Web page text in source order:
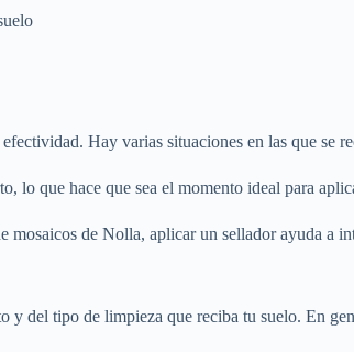
Hay varias situaciones en las que se
que hace que sea el momento ideal para
mosaicos de Nolla, aplicar un sellador ayuda a
del tipo de limpieza que reciba tu suelo. En